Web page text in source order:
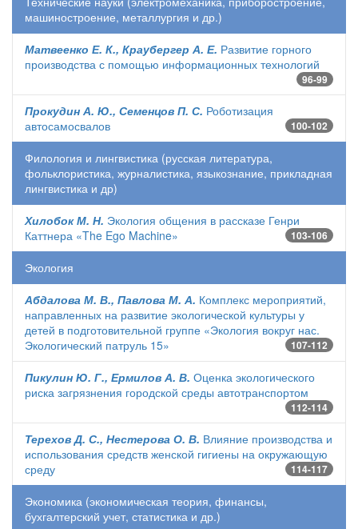
машиностроение, металлургия и др.)
Матвеенко Е. К., Краубергер А. Е. Развитие горного
производства с помощью информационных технологий
96-99
Прокудин А. Ю., Семенцов П. С. Роботизация
автосамосвалов
100-102
Филология и лингвистика (русская литература,
фольклористика, журналистика, языкознание, прикладная
лингвистика и др)
Хилобок М. Н. Экология общения в рассказе Генри
Каттнера «The Ego Machine»
103-106
Экология
Абдалова М. В., Павлова М. А. Комплекс мероприятий,
направленных на развитие экологической культуры у
детей в подготовительной группе «Экология вокруг нас.
Экологический патруль 15»
107-112
Пикулин Ю. Г., Ермилов А. В. Оценка экологического
риска загрязнения городской среды автотранспортом
112-114
Терехов Д. С., Нестерова О. В. Влияние производства и
использования средств женской гигиены на окружающую
среду
114-117
Экономика (экономическая теория, финансы,
бухгалтерский учет, статистика и др.)